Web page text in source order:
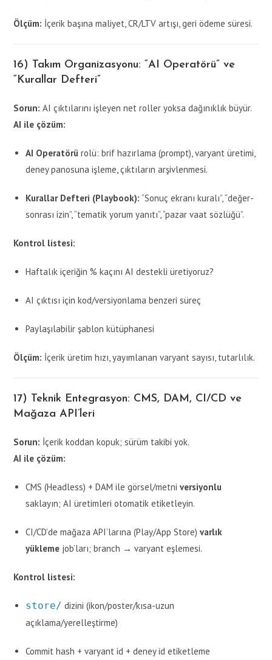
Ölçüm: İçerik başına maliyet, CR/LTV artışı, geri ödeme süresi.
16) Takım Organizasyonu: “AI Operatörü” ve
“Kurallar Defteri”
Sorun: AI çıktılarını işleyen net roller yoksa dağınıklık büyür.
AI ile çözüm:
AI Operatörü rolü: brif hazırlama (prompt), varyant üretimi,
deney panosuna işleme, çıktıların arşivlenmesi.
Kurallar Defteri (Playbook): “Sonuç ekranı kuralı”, “değer-
sonrası izin”, “tematik yorum yanıtı”, “pazar vaat sözlüğü”.
Kontrol listesi:
Haftalık içeriğin % kaçını AI destekli üretiyoruz?
AI çıktısı için kod/versiyonlama benzeri süreç
Paylaşılabilir şablon kütüphanesi
Ölçüm: İçerik üretim hızı, yayımlanan varyant sayısı, tutarlılık.
17) Teknik Entegrasyon: CMS, DAM, CI/CD ve
Mağaza API’leri
Sorun: İçerik koddan kopuk; sürüm takibi yok.
AI ile çözüm:
CMS (Headless) + DAM ile görsel/metniversiyonlu
saklayın; AI üretimleri otomatik etiketleyin.
CI/CD’de mağaza API’larına (Play/App Store)varlık
yükleme job’ları; branch → varyant eşlemesi.
Kontrol listesi:
store/ dizini (ikon/poster/kısa-uzun
açıklama/yerelleştirme)
Commit hash + varyant id + deney id etiketleme